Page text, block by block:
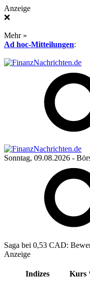
Anzeige
❌
Mehr »
Ad hoc-Mitteilungen:
Sonntag, 09.08.2026 -
Saga bei 0,53 CAD:
Anzeige
Indizes Kurs